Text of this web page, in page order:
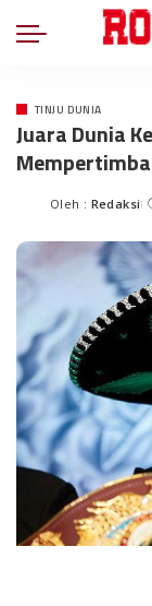
TINJU DUNIA
Juara Dunia
Oleh : Redaksi